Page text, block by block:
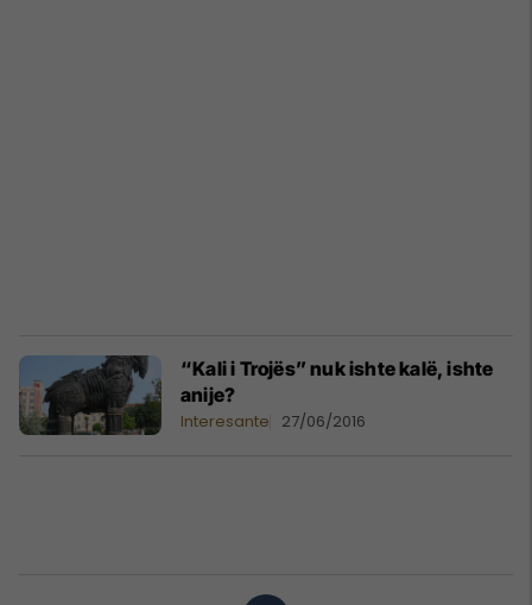
“Kali i Trojës” nuk ishte kalë, ishte
anije?
Interesante 27/06/2016